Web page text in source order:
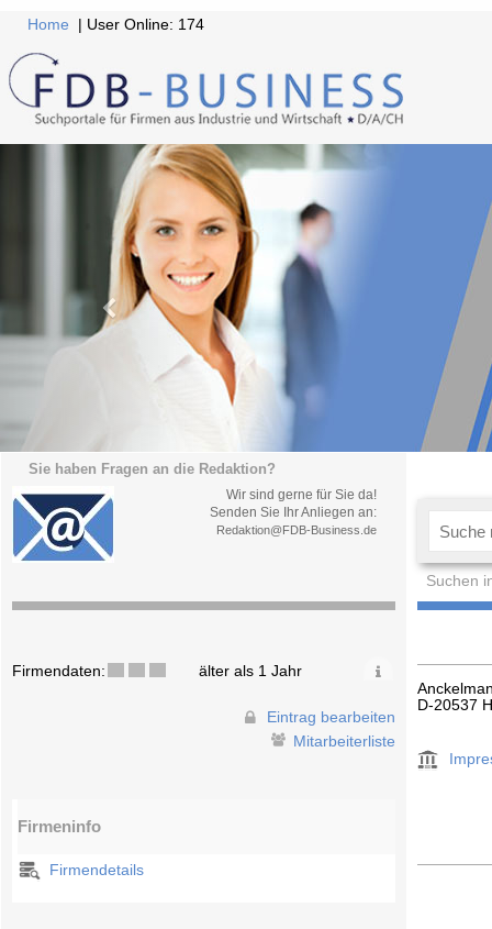
Home | User Online: 174
Sie haben Fragen an die Redaktion?
Wir sind gerne für Sie da!
Senden Sie Ihr Anliegen an:
Redaktion@FDB-Business.de
Suchen
Firmendaten: älter als 1 Jahr
Eintrag bearbeiten
Mitarbeiterliste
Firmeninfo
Firmendetails
D-20537